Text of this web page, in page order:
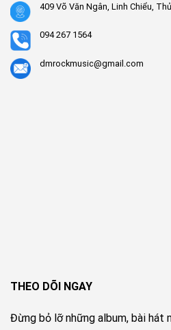
409 Võ Văn Ngân, Linh Chiểu,
094 267 1564
dmrockmusic@gmail.com
THEO DÕI NGAY
Đừng bỏ lỡ những album, bài hát